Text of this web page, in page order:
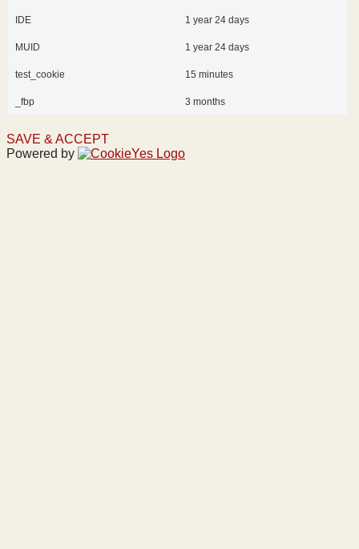
IDE 1 year 24 days
MUID 1 year 24 days
test_cookie 15 minutes
_fbp 3 months
SAVE & ACCEPT
Powered by